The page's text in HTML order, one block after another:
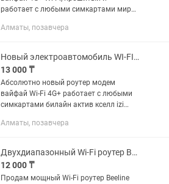
работает с любыми симкартами мира -
казахтелеком, раздает интернет через
Алматы, позавчера
Новый электроавтомобиль WI-FI usb роутер модем билайн актив алтел izi 4G
13 000 ₸
Абсолютно новый роутер модем
вайфай Wi-Fi 4G+ работает с любыми
симкартами билайн актив кселл izi
Раздает вайфай сразу на 8 устройств
Алматы, позавчера
Двухдиапазонный Wi-Fi роутер Beeline TURBO (4 антенны, 2.4/5 ГГц)
12 000 ₸
Продам мощный Wi-Fi роутер Beeline